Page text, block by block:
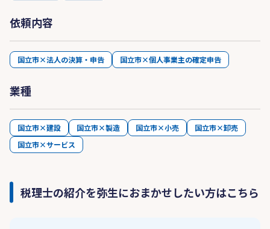
依頼内容
国立市×法人の決算・申告 国立市×個人事業主の確定申告
業種
国立市×建設 国立市×製造 国立市×小売
国立市×卸売
国立市×サービス
税理士の紹介を弥生におまかせしたい方はこちら